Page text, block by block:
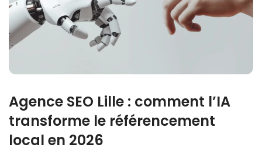
Agence SEO Lille : comment l’IA
transforme le référencement
local en 2026